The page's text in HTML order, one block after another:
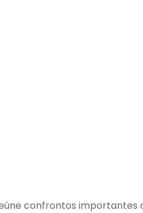
confrontos importantes